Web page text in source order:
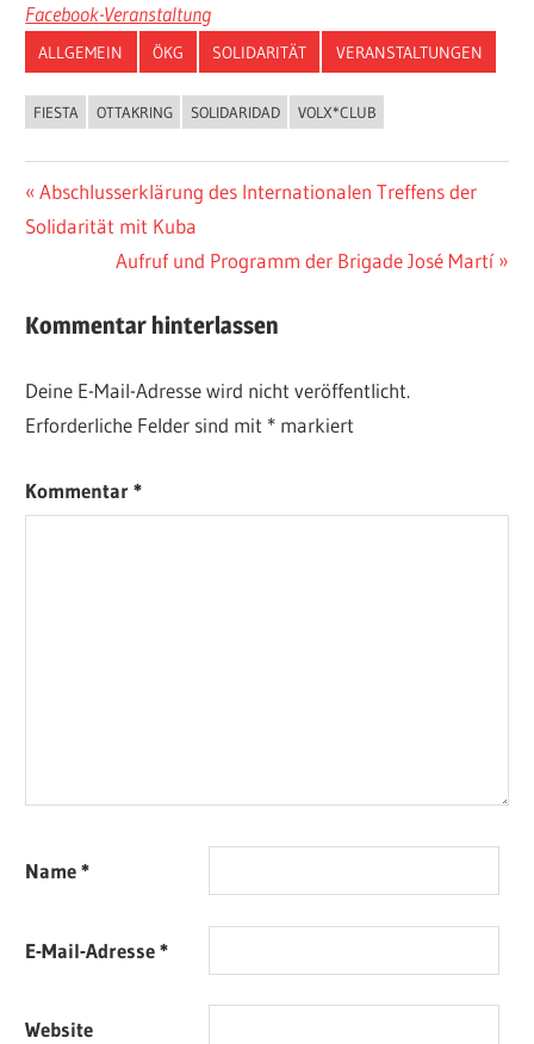
Facebook-Veranstaltung
ALLGEMEIN ÖKG SOLIDARITÄT VERANSTALTUNGEN
FIESTA OTTAKRING SOLIDARIDAD VOLX*CLUB
Beitragsnavigation
Vorheriger
Beitrag:
Abschlusserklärung des Internationalen Treffens der
Solidarität mit Kuba
Nächster
Aufruf und Programm der Brigade José Martí
Kommentar hinterlassen
Deine E-Mail-Adresse wird nicht veröffentlicht.
Erforderliche Felder sind mit * markiert
Kommentar*
Name*
E-Mail-Adresse*
Website